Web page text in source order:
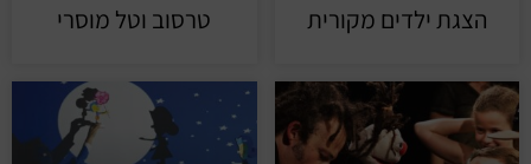
הצגת ילדים מקורית
טרסוב וטל מוסרי